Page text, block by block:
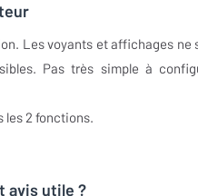
Les voyants et affichages ne
Pas très simple à
les 2 fonctions.
avis utile ?